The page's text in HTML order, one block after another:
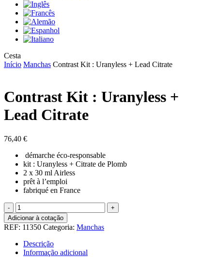
Cesta
Cart
Início Manchas Contrast Kit : Uranyless + Lead Citrate
Contrast Kit : Uranyless +
Lead Citrate
76,40 €
démarche éco-responsable
kit : Uranyless + Citrate de Plomb
2 x 30 ml Airless
prêt à l’emploi
fabriqué en France
Quantidade
de
Contrast
Kit
:
Uranyless
Adicionar à cotação
REF: 11350 Categoria: Manchas
Descrição
Informação adicional